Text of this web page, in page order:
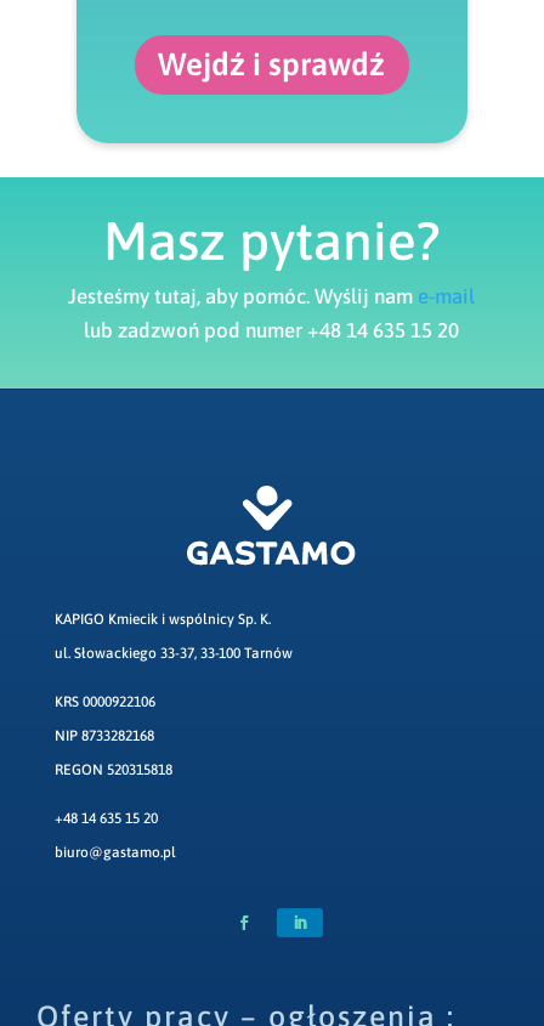
Wejdź i sprawdź
Masz pytanie?
Jesteśmy tutaj, aby pomóc. Wyślij nam e-mail
lub zadzwoń pod numer +48 14 635 15 20
KAPIGO Kmiecik i wspólnicy Sp. K.
ul. Słowackiego 33-37, 33-100 Tarnów
KRS 0000922106
NIP 8733282168
REGON 520315818
+48 14 635 15 20
biuro@gastamo.pl
Oferty pracy – ogłoszenia :